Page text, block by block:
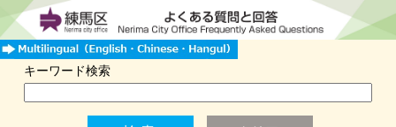
キーワード検索